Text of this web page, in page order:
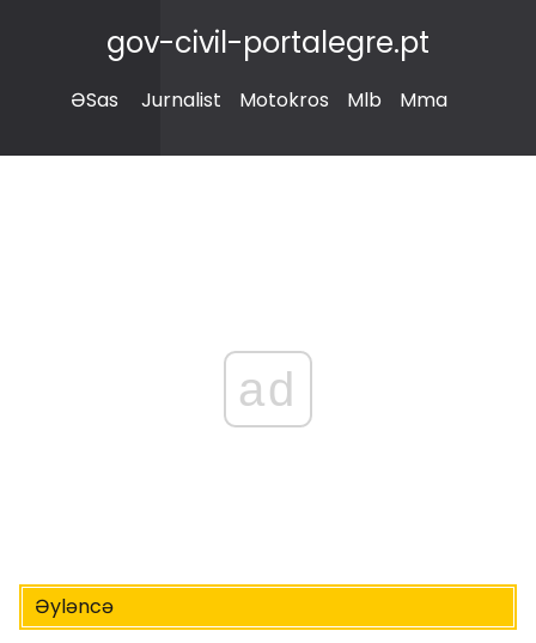
gov-civil-portalegre.pt
ƏSas Jurnalist Motokros Mlb Mma
ad
Əyləncə